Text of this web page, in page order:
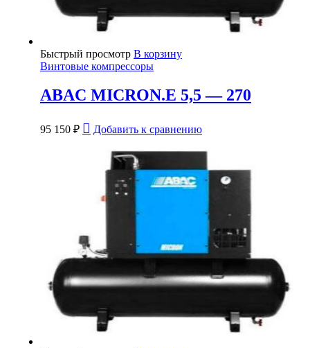
Быстрый просмотр В корзину
Винтовые компрессоры
ABAC MICRON.E 5,5 — 270
95 150 ₽ Добавить к сравнению